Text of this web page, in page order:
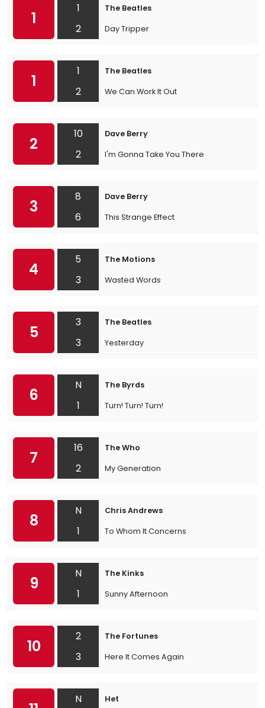
1
1
2
The Beatles
Day Tripper
1
1
2
The Beatles
We Can Work It Out
2
10
2
Dave Berry
I'm Gonna Take You There
3
8
6
Dave Berry
This Strange Effect
4
5
3
The Motions
Wasted Words
5
3
3
The Beatles
Yesterday
6
N
1
The Byrds
Turn! Turn! Turn!
7
16
2
The Who
My Generation
8
N
1
Chris Andrews
To Whom It Concerns
9
N
1
The Kinks
Sunny Afternoon
10
2
3
The Fortunes
Here It Comes Again
N Het